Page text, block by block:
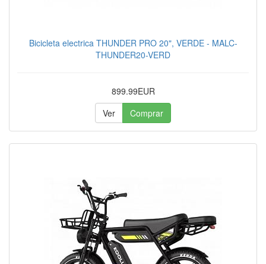
Bicicleta electrica THUNDER PRO 20", VERDE - MALC-
THUNDER20-VERD
899.99EUR
Ver
Comprar